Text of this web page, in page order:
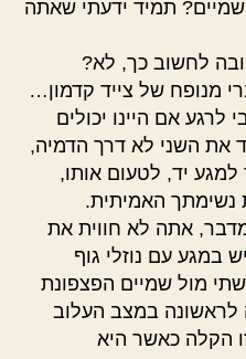
תמיד ידעתי שאתה
לחשוב כך, לא?
מנופח של צייד קדמון…
אם היינו יכולים
את השני לא דרך הדמיה,
יד, לטעום אותו,
נשימתך האמיתית.
אתה לא חווית את
במגע עם נוזלי גוף
מול שמיים הפצפונת
לראשונה במצב העלוב
הקלה כאשר היא